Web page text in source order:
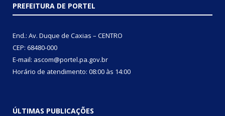
PREFEITURA DE PORTEL
End.: Av. Duque de Caxias – CENTRO
CEP: 68480-000
E-mail: ascom@portel.pa.gov.br
Horário de atendimento: 08:00 às 14:00
ÚLTIMAS PUBLICAÇÕES